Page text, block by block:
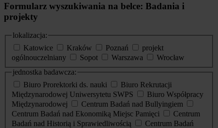
Formularz wyszukiwania na belce: Badania i
projekty
lokalizacja:
Katowice
Kraków Poznań
projekt
ogólnouczelniany
Sopot Warszawa
Wrocław
jednostka badawcza:
Biuro Prorektorki ds. nauki
Biuro Rekrutacji
Międzynarodowej Uniwersytetu SWPS
Biuro Współpracy
Międzynarodowej
Centrum Badań nad Bullyingiem
Centrum Badań nad Ekonomiką Miejsc Pamięci
Centrum
Badań nad Historią i Sprawiedliwością
Centrum Badań